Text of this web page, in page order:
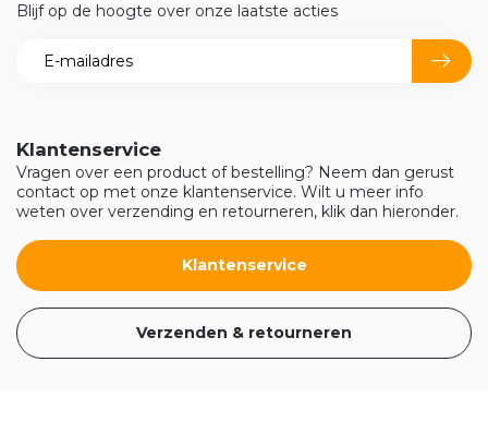
Klantenservice
Vragen over een product of bestelling? Neem dan gerust
contact op met onze klantenservice. Wilt u meer info
weten over verzending en retourneren, klik dan hieronder.
Klantenservice
Verzenden & retourneren
Blijf op de hoogte over onze laatste acties